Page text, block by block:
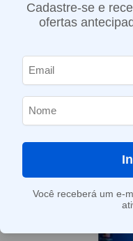
Cadastre-se e
ofertas
Você receberá um e-